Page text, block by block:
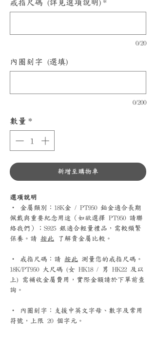
戒指尺碼 (詳見選項說明) *
0/20
內圈刻字 (選填)
0/200
數量 *
新增至購物車
選項說明
‧ 金屬類別：18K金 / PT950 鉑金適合長期
佩戴與重要紀念用途（如欲選擇 PT950 請聯
絡我們）；S925 銀適合輕量禮品，需較頻繁
保養。請 按此 了解貴金屬比較。
‧ 戒指尺碼：請 按此 測量您的戒指尺碼。
18K/PT950 大尺碼 (女 HK18 / 男 HK22 及以
上) 需補收金屬費用，實際金額請於下單前查
詢。
‧ 內圈刻字：支援中英文字母、數字及常用
符號，上限 20 個字元。